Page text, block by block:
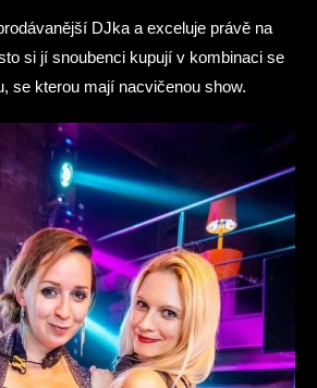
DJka a exceluje právě na
si jí snoubenci kupují v kombinaci se
se kterou mají nacvičenou show.